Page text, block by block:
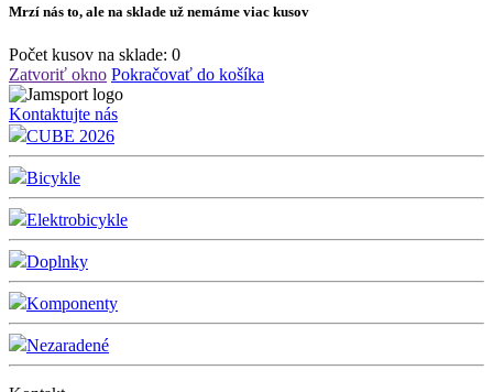
Mrzí nás to, ale na sklade už nemáme viac kusov
Počet kusov na sklade: 0
Zatvoriť okno Pokračovať do košíka
Kontaktujte nás
CUBE 2026
Bicykle
Elektrobicykle
Doplnky
Komponenty
Nezaradené